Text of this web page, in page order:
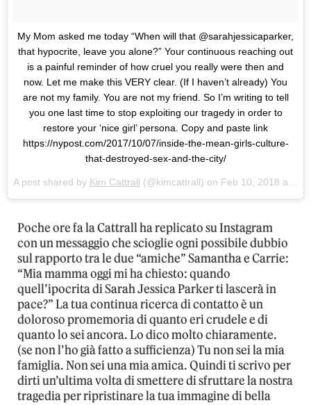
My Mom asked me today “When will that @sarahjessicaparker,
that hypocrite, leave you alone?” Your continuous reaching out
is a painful reminder of how cruel you really were then and
now. Let me make this VERY clear. (If I haven’t already) You
are not my family. You are not my friend. So I’m writing to tell
you one last time to stop exploiting our tragedy in order to
restore your ‘nice girl’ persona. Copy and paste link
https://nypost.com/2017/10/07/inside-the-mean-girls-culture-
that-destroyed-sex-and-the-city/
A post shared by Kim Cattrall (@kimcattrall) on Feb 10, 2018 at 5:20am PST
Poche ore fa la Cattrall ha replicato su Instagram
con un messaggio che scioglie ogni possibile dubbio
sul rapporto tra le due “amiche” Samantha e Carrie:
“Mia mamma oggi mi ha chiesto: quando
quell’ipocrita di Sarah Jessica Parker ti lascerà in
pace?” La tua continua ricerca di contatto è un
doloroso promemoria di quanto eri crudele e di
quanto lo sei ancora. Lo dico molto chiaramente.
(se non l’ho già fatto a sufficienza) Tu non sei la mia
famiglia. Non sei una mia amica. Quindi ti scrivo per
dirti un’ultima volta di smettere di sfruttare la nostra
tragedia per ripristinare la tua immagine di bella